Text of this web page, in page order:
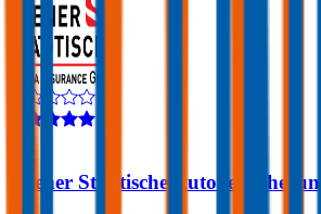
Wiener Städtische Autoversicherung